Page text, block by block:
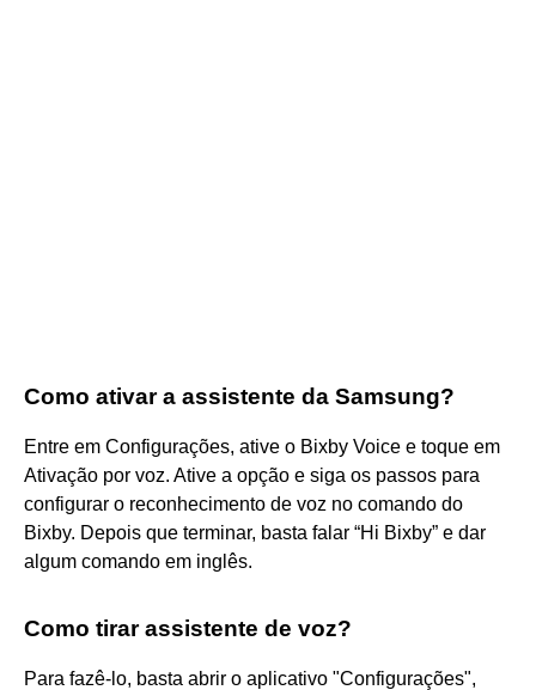
Como ativar a assistente da Samsung?
Entre em Configurações, ative o Bixby Voice e toque em
Ativação por voz. Ative a opção e siga os passos para
configurar o reconhecimento de voz no comando do
Bixby. Depois que terminar, basta falar “Hi Bixby” e dar
algum comando em inglês.
Como tirar assistente de voz?
Para fazê-lo, basta abrir o aplicativo "Configurações",